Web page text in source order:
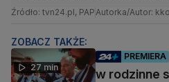
Źródło: tvn24.pl, PAP Autorka/Autor:
ZOBACZ TAKŻE:
27 min
PREMIERA
w rodzinne